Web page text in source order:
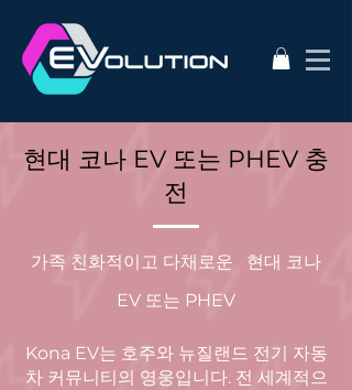
현대 코나 EV 또는 PHEV 충
전
가족 친화적이고 다채로운
현대 코나
EV 또는 PHEV
Kona EV는 호주와 뉴질랜드 전기 자동
차 커뮤니티의 영웅입니다. 전 세계적으